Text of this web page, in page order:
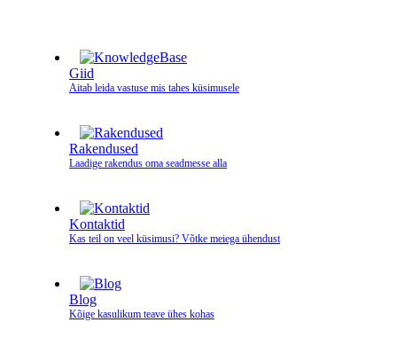
Giid
Aitab leida vastuse mis tahes küsimusele
Rakendused
Laadige rakendus oma seadmesse alla
Kontaktid
Kas teil on veel küsimusi? Võtke meiega ühendust
Blog
Kõige kasulikum teave ühes kohas